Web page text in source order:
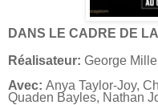
DANS LE CADRE DE
Réalisateur: George
Avec: Anya Taylor-Joy,
Quaden Bayles, Nathan